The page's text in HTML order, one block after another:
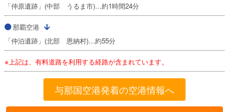
「仲原遺跡」(中部 うるま市)…約1時間24分
那覇空港
「仲泊遺跡」(北部 恩納村)…約55分
※上記は、有料道路を利用する経路が含まれています。
与那国空港発着の空港情報へ